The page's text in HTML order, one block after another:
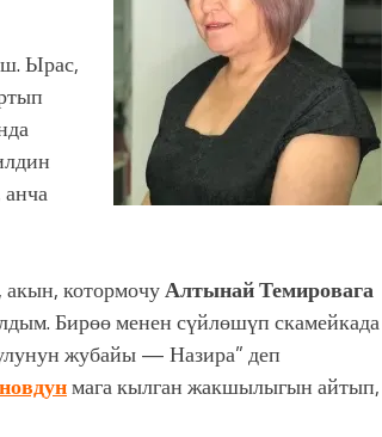
Ырас,
котормочуАлтынай Темировага
Бирөө менен сүйлөшүп скамейкада
жубайы — Назира” деп
мага кылган жакшылыгын айтып,